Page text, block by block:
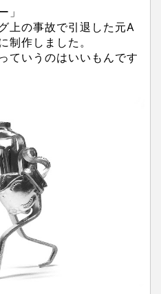
」
上の事故で引退した元A
制作しました。
ていうのはいいもんです